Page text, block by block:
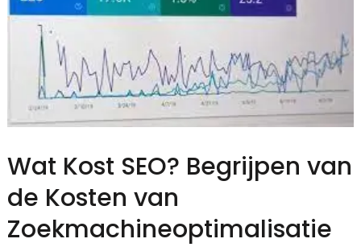
Wat Kost SEO? Begrijpen van
de Kosten van
Zoekmachineoptimalisatie